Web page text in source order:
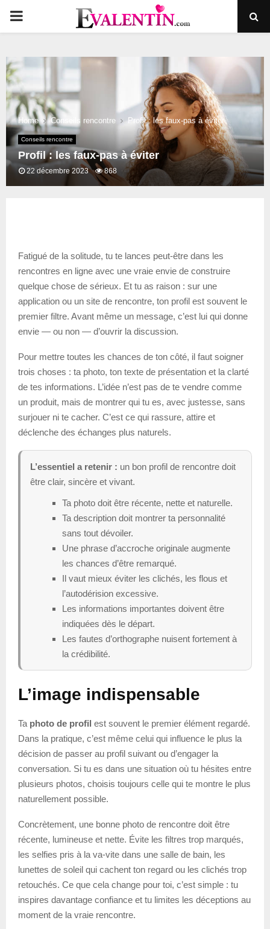
PRIMARY
Home Conseils rencontre Profil : les faux-pas à éviter
Conseils rencontre
Profil : les faux-pas à éviter
22 décembre 2023 868
Fatigué de la solitude, tu te lances peut-être dans les
rencontres en ligne avec une vraie envie de construire
quelque chose de sérieux. Et tu as raison : sur une
application ou un site de rencontre, ton profil est souvent le
premier filtre. Avant même un message, c’est lui qui donne
envie — ou non — d’ouvrir la discussion.
Pour mettre toutes les chances de ton côté, il faut soigner
trois choses : ta photo, ton texte de présentation et la clarté
de tes informations. L’idée n’est pas de te vendre comme
un produit, mais de montrer qui tu es, avec justesse, sans
surjouer ni te cacher. C’est ce qui rassure, attire et
déclenche des échanges plus naturels.
L’essentiel a retenir : un bon profil de rencontre doit
être clair, sincère et vivant.
Ta photo doit être récente, nette et naturelle.
Ta description doit montrer ta personnalité
sans tout dévoiler.
Une phrase d’accroche originale augmente
les chances d’être remarqué.
Il vaut mieux éviter les clichés, les flous et
l’autodérision excessive.
Les informations importantes doivent être
indiquées dès le départ.
Les fautes d’orthographe nuisent fortement à
la crédibilité.
L’image indispensable
Ta photo de profil est souvent le premier élément regardé.
Dans la pratique, c’est même celui qui influence le plus la
décision de passer au profil suivant ou d’engager la
conversation. Si tu es dans une situation où tu hésites entre
plusieurs photos, choisis toujours celle qui te montre le plus
naturellement possible.
Concrètement, une bonne photo de rencontre doit être
récente, lumineuse et nette. Évite les filtres trop marqués,
les selfies pris à la va-vite dans une salle de bain, les
lunettes de soleil qui cachent ton regard ou les clichés trop
retouchés. Ce que cela change pour toi, c’est simple : tu
inspires davantage confiance et tu limites les déceptions au
moment de la vraie rencontre.